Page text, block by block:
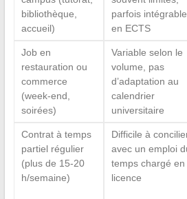
bibliothèque,
accueil)
parfois
en ECTS
Job en
restauration ou
commerce
(week-end,
soirées)
Variable selon le
volume, pas
d’adaptation au
calendrier
universitaire
Contrat à temps
partiel régulier
(plus de 15-20
h/semaine)
Difficile à
avec un emploi
temps chargé en
licence